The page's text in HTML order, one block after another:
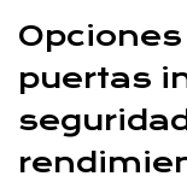
puertas